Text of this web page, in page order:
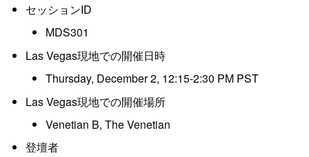
セッションID
MDS301
Las Vegas現地での開催日時
Thursday, December 2, 12:15-2:30 PM PST
Las Vegas現地での開催場所
Venetian B, The Venetian
登壇者